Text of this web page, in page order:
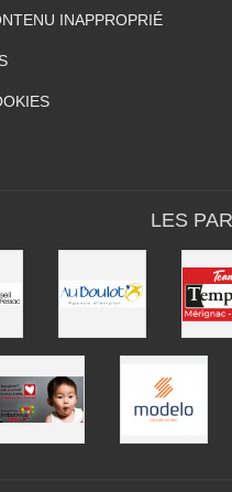
INAPPROPRIÉ
LES